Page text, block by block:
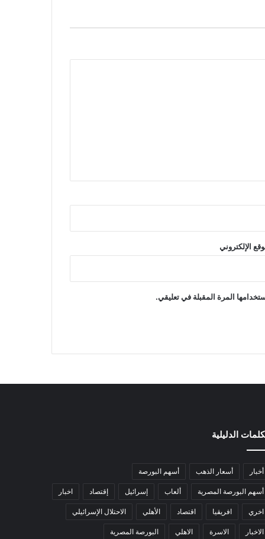
الإلكتروني
المرة المقبلة في تعليقي.
الدليلية
أخبار أسعار الذهب أسهم البورصة
أسهم البورصة المصرية ألعاب إسرائيل إقتصاد اخبار
اخري افريقيا اقتصاد الأهلي الاحتلال الإسرائيلي
الاخبار الاسرة الاهلي البورصة المصرية